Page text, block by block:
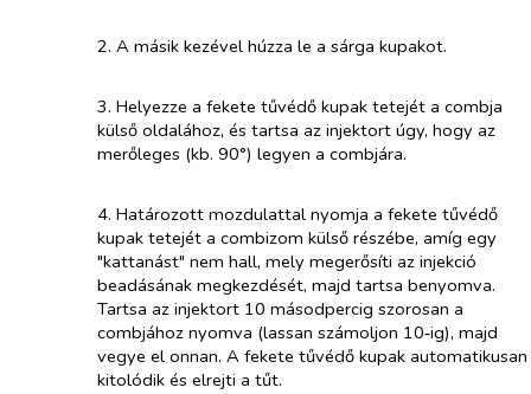
2. A másik kezével húzza le a sárga kupakot.
3. Helyezze a fekete tűvédő kupak tetejét a combja
külső oldalához, és tartsa az injektort úgy, hogy az
merőleges (kb. 90°) legyen a combjára.
4. Határozott mozdulattal nyomja a fekete tűvédő
kupak tetejét a combizom külső részébe, amíg egy
"kattanást" nem hall, mely megerősíti az injekció
beadásának megkezdését, majd tartsa benyomva.
Tartsa az injektort 10 másodpercig szorosan a
combjához nyomva (lassan számoljon 10‑ig), majd
vegye el onnan. A fekete tűvédő kupak automatikusan
kitolódik és elrejti a tűt.